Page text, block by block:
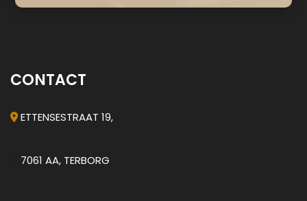
CONTACT
ETTENSESTRAAT 19,
7061 AA, TERBORG